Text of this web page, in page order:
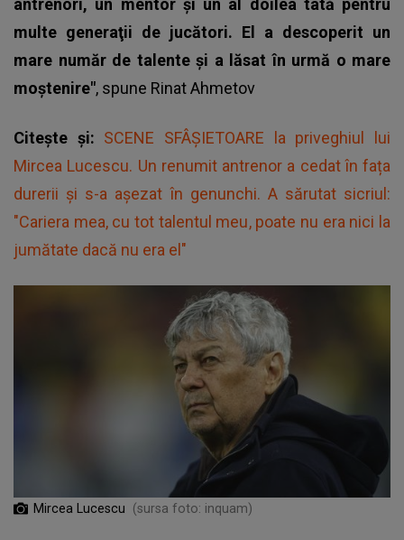
antrenori, un mentor şi un al doilea tată pentru
multe generaţii de jucători. El a descoperit un
mare număr de talente şi a lăsat în urmă o mare
moştenire", spune Rinat Ahmetov
Citește și: SCENE SFÂȘIETOARE la priveghiul lui
Mircea Lucescu. Un renumit antrenor a cedat în fața
durerii şi s-a așezat în genunchi. A sărutat sicriul:
"Cariera mea, cu tot talentul meu, poate nu era nici la
jumătate dacă nu era el"
Mircea Lucescu (sursa foto: inquam)